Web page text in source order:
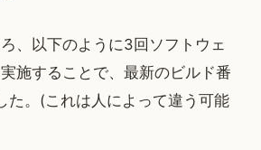
、以下のように3回ソフトウェ
施することで、最新のビルド番
た。(これは人によって違う可能